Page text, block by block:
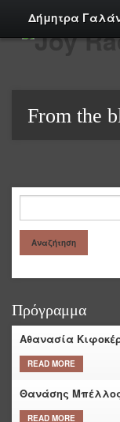
Δήμητρα
From the
Πρόγραμμα
Αθανασία
READ MORE
Θανάσης
READ MORE